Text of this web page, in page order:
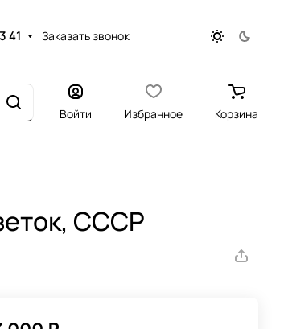
41 Заказать звонок
Войти Избранное Корзина
СССР